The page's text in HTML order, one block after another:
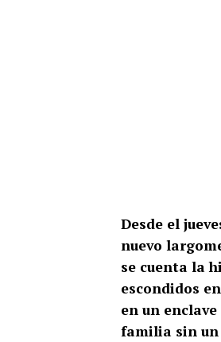
Desde el
nuevo
se cuenta la
escondidos
en un
familia sin un